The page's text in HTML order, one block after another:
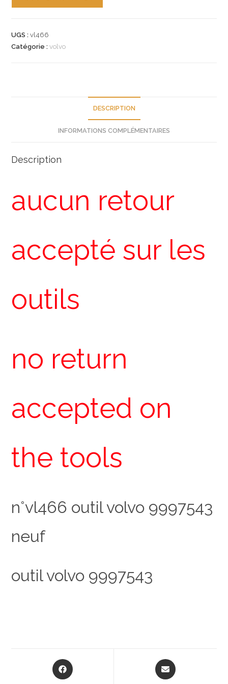
volvo
UGS :vl466
Catégorie :volvo
DESCRIPTION
INFORMATIONS COMPLÉMENTAIRES
Description
aucun retour
accepté sur les
outils
no return
accepted on
the tools
n°vl466 outil volvo 9997543
neuf
outil volvo 9997543
Opens
in
Opens
in